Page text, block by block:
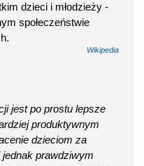
dzieci i młodzieży -
społeczeństwie
Wikipedia
jest po prostu lepsze
produktywnym
dzieciom za
prawdziwym